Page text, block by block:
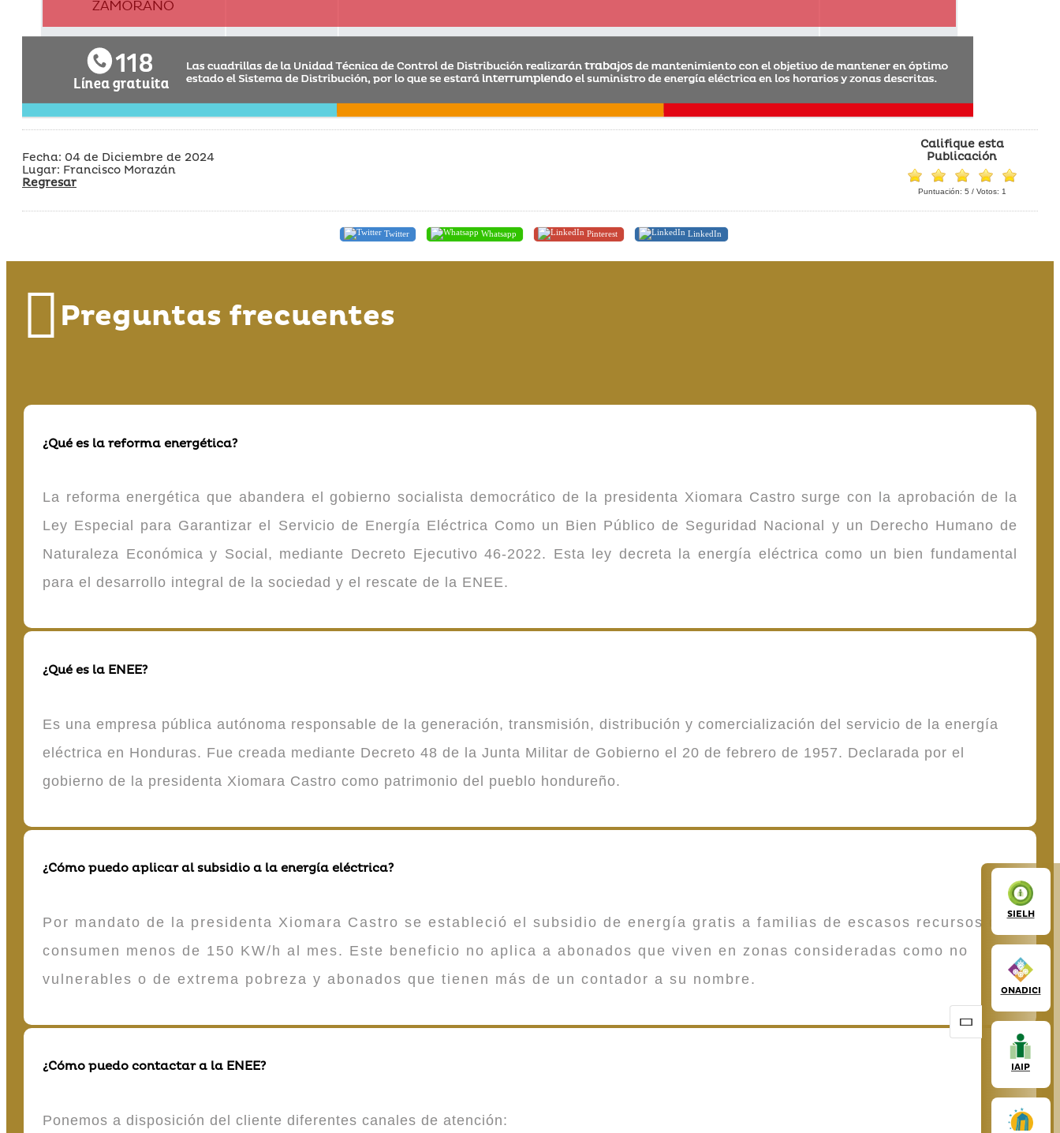
SIELH
ONADICI
IAIP
Fecha: 04 de Diciembre de 2024
Lugar: Francisco Morazán
Regresar
Califique esta
Publicación
Puntuación: 5 / Votos: 1
Twitter Whatsapp Pinterest LinkedIn
Preguntas frecuentes
¿Qué es la reforma energética?
La reforma energética que abandera el gobierno socialista democrático de la presidenta Xiomara Castro surge con la aprobación de la
Ley Especial para Garantizar el Servicio de Energía Eléctrica Como un Bien Público de Seguridad Nacional y un Derecho Humano de
Naturaleza Económica y Social, mediante Decreto Ejecutivo 46-2022. Esta ley decreta la energía eléctrica como un bien fundamental
para el desarrollo integral de la sociedad y el rescate de la ENEE.
¿Qué es la ENEE?
Es una empresa pública autónoma responsable de la generación, transmisión, distribución y comercialización del servicio de la energía
eléctrica en Honduras. Fue creada mediante Decreto 48 de la Junta Militar de Gobierno el 20 de febrero de 1957. Declarada por el
gobierno de la presidenta Xiomara Castro como patrimonio del pueblo hondureño.
¿Cómo puedo aplicar al subsidio a la energía eléctrica?
Por mandato de la presidenta Xiomara Castro se estableció el subsidio de energía gratis a familias de escasos recursos que
consumen menos de 150 KW/h al mes. Este beneficio no aplica a abonados que viven en zonas consideradas como no
vulnerables o de extrema pobreza y abonados que tienen más de un contador a su nombre.
¿Cómo puedo contactar a la ENEE?
Ponemos a disposición del cliente diferentes canales de atención: